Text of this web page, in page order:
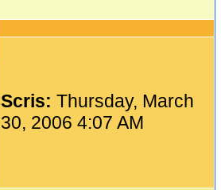
Scris:Thursday, March
30, 2006 4:07 AM